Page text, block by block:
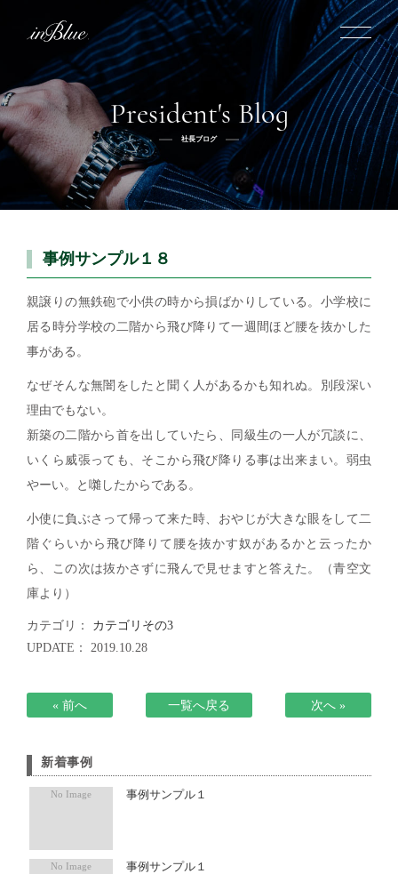
inBlueについて
inBlueの強み ヒストリー
着用シーン
Q&A
オーダー方法
ふるさと納税
デニムスーツ
ふるさと納税取扱方法 修理
リボーン
新着
社長ブログ スタッフブログ
メディア掲載
新卒採用 店舗概要
アクセス
代表メッセージ
JP EN
President's Blog
社長ブログ
事例サンプル１８
親譲りの無鉄砲で小供の時から損ばかりしている。小学校に
居る時分学校の二階から飛び降りて一週間ほど腰を抜かした
事がある。
なぜそんな無闇をしたと聞く人があるかも知れぬ。別段深い
理由でもない。
新築の二階から首を出していたら、同級生の一人が冗談に、
いくら威張っても、そこから飛び降りる事は出来まい。弱虫
やーい。と囃したからである。
小使に負ぶさって帰って来た時、おやじが大きな眼をして二
階ぐらいから飛び降りて腰を抜かす奴があるかと云ったか
ら、この次は抜かさずに飛んで見せますと答えた。（青空文
庫より）
カテゴリ： カテゴリその3
UPDATE： 2019.10.28
« 前へ 一覧へ戻る 次へ »
新着事例
事例サンプル１
事例サンプル１